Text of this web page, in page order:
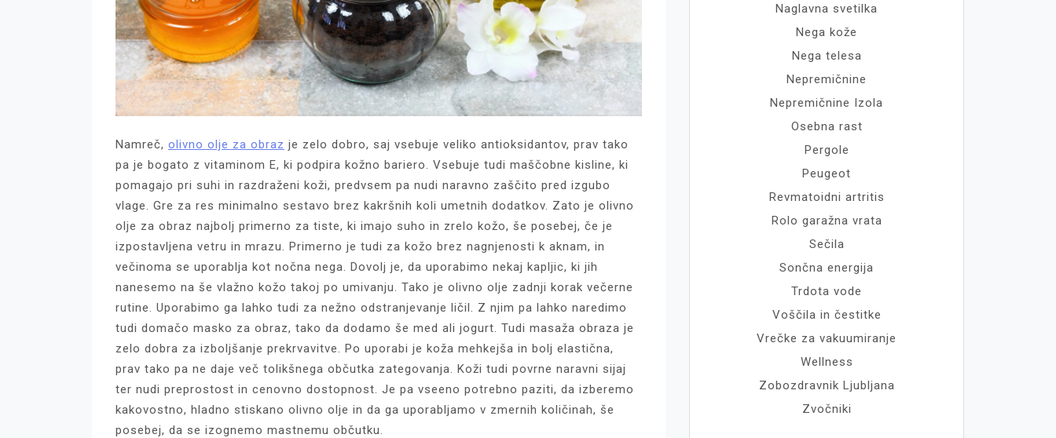
Namreč, olivno olje za obraz je zelo dobro, saj vsebuje veliko antioksidantov, prav tako
pa je bogato z vitaminom E, ki podpira kožno bariero. Vsebuje tudi maščobne kisline, ki
pomagajo pri suhi in razdraženi koži, predvsem pa nudi naravno zaščito pred izgubo
vlage. Gre za res minimalno sestavo brez kakršnih koli umetnih dodatkov. Zato je olivno
olje za obraz najbolj primerno za tiste, ki imajo suho in zrelo kožo, še posebej, če je
izpostavljena vetru in mrazu. Primerno je tudi za kožo brez nagnjenosti k aknam, in
večinoma se uporablja kot nočna nega. Dovolj je, da uporabimo nekaj kapljic, ki jih
nanesemo na še vlažno kožo takoj po umivanju. Tako je olivno olje zadnji korak večerne
rutine. Uporabimo ga lahko tudi za nežno odstranjevanje ličil. Z njim pa lahko naredimo
tudi domačo masko za obraz, tako da dodamo še med ali jogurt. Tudi masaža obraza je
zelo dobra za izboljšanje prekrvavitve. Po uporabi je koža mehkejša in bolj elastična,
prav tako pa ne daje več tolikšnega občutka zategovanja. Koži tudi povrne naravni sijaj
ter nudi preprostost in cenovno dostopnost. Je pa vseeno potrebno paziti, da izberemo
kakovostno, hladno stiskano olivno olje in da ga uporabljamo v zmernih količinah, še
posebej, da se izognemo mastnemu občutku.
Naglavna svetilka
Nega kože
Nega telesa
Nepremičnine
Nepremičnine Izola
Osebna rast
Pergole
Peugeot
Revmatoidni artritis
Rolo garažna vrata
Sečila
Sončna energija
Trdota vode
Voščila in čestitke
Vrečke za vakuumiranje
Wellness
Zobozdravnik Ljubljana
Zvočniki